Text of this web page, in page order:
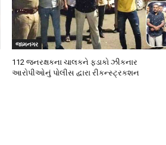
જામનગર
112 જનરક્ષકના ચાલકને ફડાકો ઝીકનાર
આરોપીઓનું પોલીસ દ્વારા રીકન્સ્ટ્રકશન